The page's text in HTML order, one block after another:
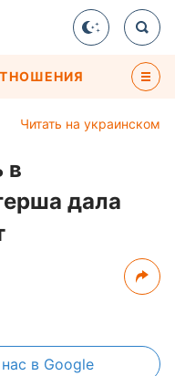
Читать на украинском
в
дала
в Google